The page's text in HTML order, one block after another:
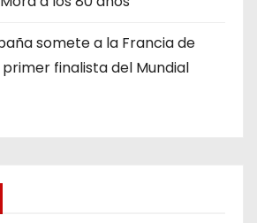
somete a la Francia de
finalista del Mundial